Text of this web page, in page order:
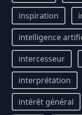
inspiration
intelligence
intercesseur
interprétation
intérêt général